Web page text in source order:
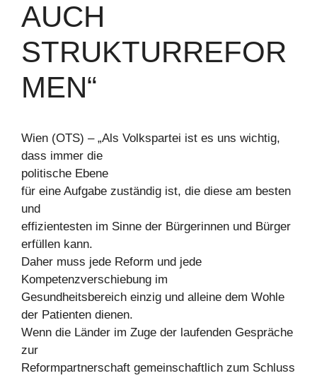
AUCH
STRUKTURREFOR
MEN“
Wien (OTS) – „Als Volkspartei ist es uns wichtig,
dass immer die
politische Ebene
für eine Aufgabe zuständig ist, die diese am besten
und
effizientesten im Sinne der Bürgerinnen und Bürger
erfüllen kann.
Daher muss jede Reform und jede
Kompetenzverschiebung im
Gesundheitsbereich einzig und alleine dem Wohle
der Patienten dienen.
Wenn die Länder im Zuge der laufenden Gespräche
zur
Reformpartnerschaft gemeinschaftlich zum Schluss